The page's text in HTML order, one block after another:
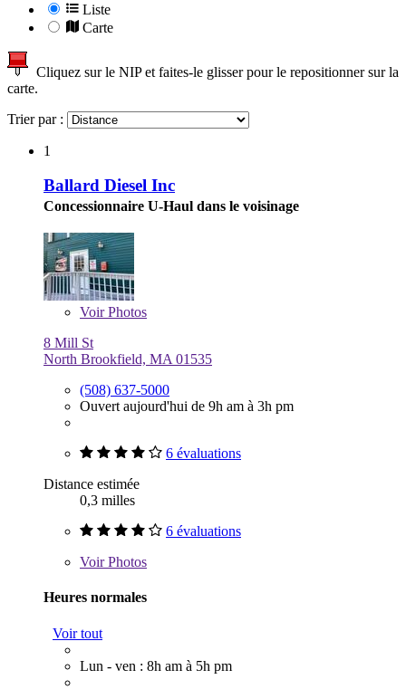
Liste
Carte
Cliquez sur le NIP et faites-le glisser pour le repositionner sur la
carte.
Trier par :
1
Ballard Diesel Inc
Concessionnaire U-Haul dans le voisinage
VoirPhotos
8 Mill St
North Brookfield, MA 01535
(508) 637-5000
Ouvert aujourd'hui de 9h am à 3h pm
6 évaluations
Distance estimée
0,3 milles
6 évaluations
VoirPhotos
Heures normales
Voir tout
Lun - ven : 8h am à 5h pm